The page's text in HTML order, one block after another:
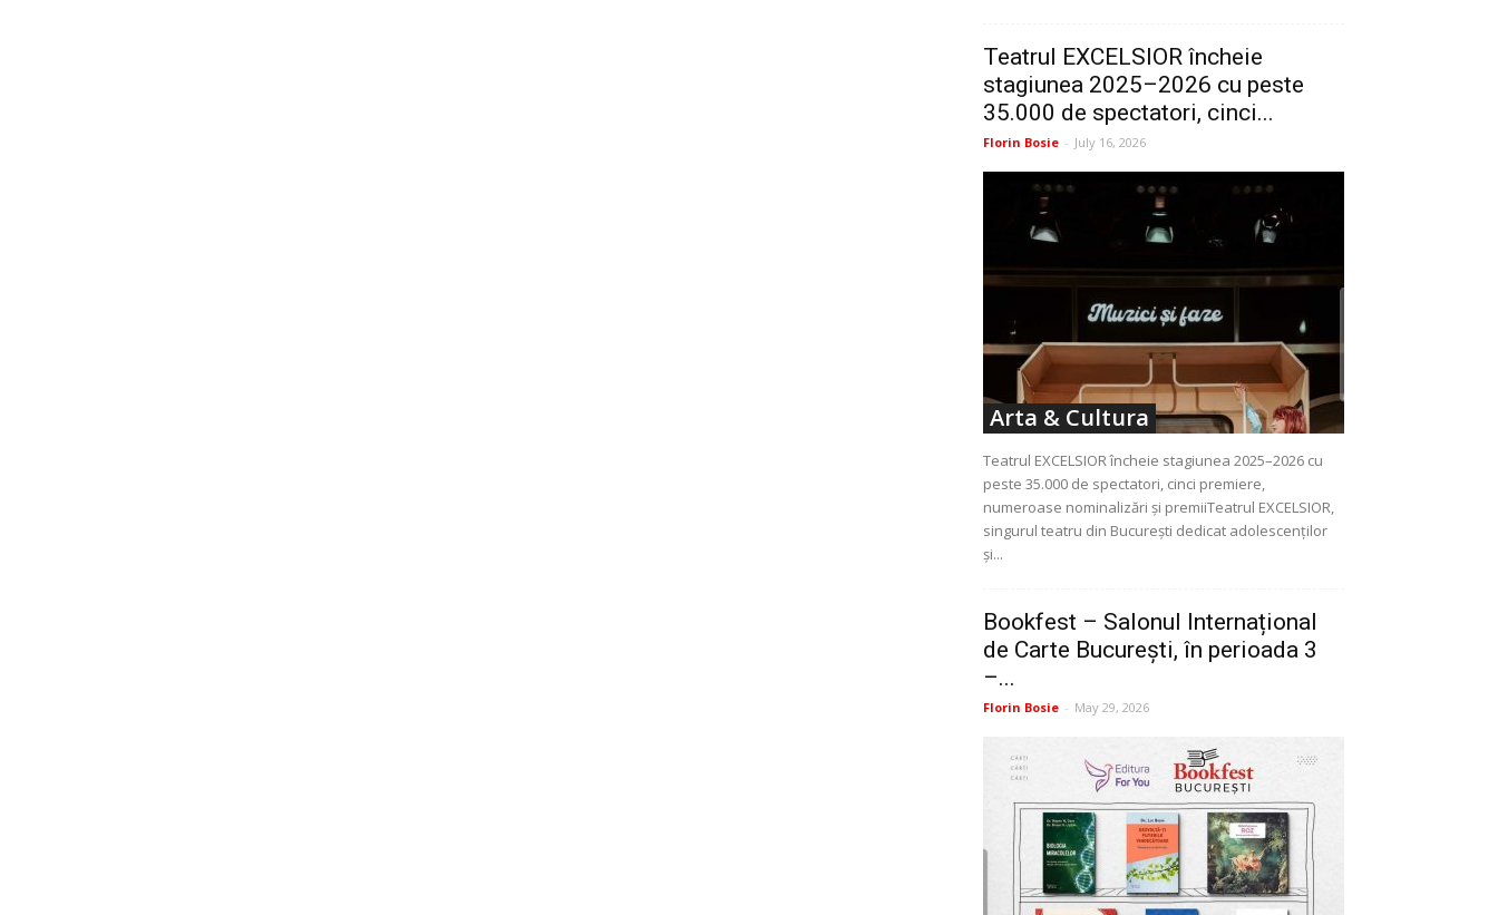
Teatrul EXCELSIOR încheie
stagiunea 2025–2026 cu peste
35.000 de spectatori, cinci...
Florin Bosie - July 16, 2026
Arta & Cultura
Teatrul EXCELSIOR încheie stagiunea 2025–2026 cu
peste 35.000 de spectatori, cinci premiere,
numeroase nominalizări și premiiTeatrul EXCELSIOR,
singurul teatru din București dedicat adolescenților
și...
Bookfest – Salonul Internațional
de Carte București, în perioada 3
–...
Florin Bosie - May 29, 2026